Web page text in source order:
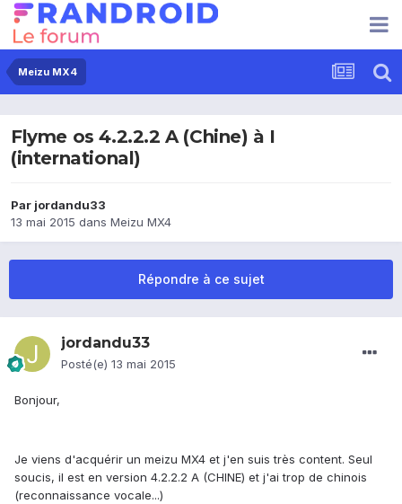
Meizu MX4
Flyme os 4.2.2.2 A (Chine) à I
(international)
Par jordandu33
13 mai 2015 dans Meizu MX4
Répondre à ce sujet
jordandu33
Posté(e) 13 mai 2015
Bonjour,
Je viens d'acquérir un meizu MX4 et j'en suis très content. Seul
soucis, il est en version 4.2.2.2 A (CHINE) et j'ai trop de chinois
(reconnaissance vocale...)